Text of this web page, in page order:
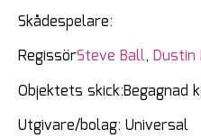
Skådespelare:
RegissörSteve Ball, Dustin
Objektets skick:Begagnad
Utgivare/bolag: Universal